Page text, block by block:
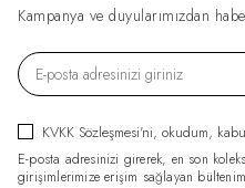
Kampanya ve duyularımızdan
KVKK Sözleşmesi'ni, okudum,
E-posta adresinizi girerek, en son
girişimlerimize erişim sağlayan